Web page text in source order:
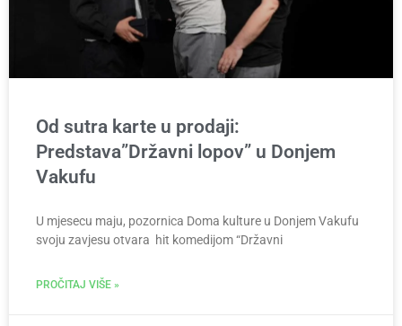
Od sutra karte u prodaji:
Predstava”Državni lopov” u Donjem
Vakufu
U mjesecu maju, pozornica Doma kulture u Donjem Vakufu
svoju zavjesu otvara hit komedijom “Državni
PROČITAJ VIŠE »